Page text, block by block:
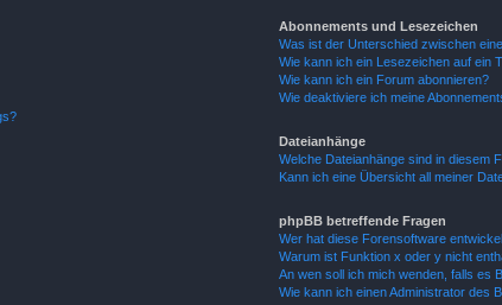
Abonnements und Lesezeichen
Was ist der Unterschied zwischen
Wie kann ich ein Lesezeichen auf ein
Wie kann ich ein Forum abonnieren?
Wie deaktiviere ich meine
Dateianhänge
Welche Dateianhänge sind in diesem
Kann ich eine Übersicht all meiner
phpBB betreffende Fragen
Wer hat diese Forensoftware
Warum ist Funktion x oder y nicht
An wen soll ich mich wenden, falls es
Wie kann ich einen Administrator des